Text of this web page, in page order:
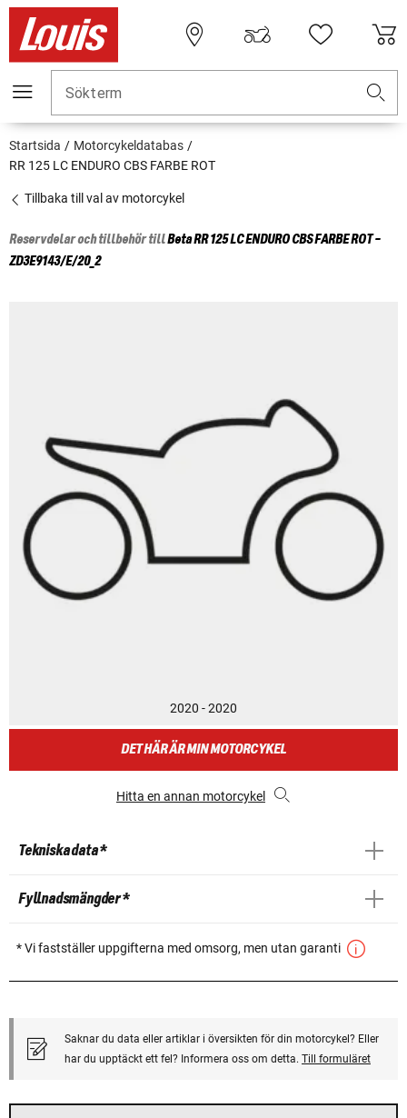
Sökterm
Startsida
Motorcykeldatabas
RR 125 LC ENDURO CBS FARBE ROT
Tillbaka till val av motorcykel
Reservdelar och tillbehör tillBetaRR 125 LC ENDURO CBS FARBE ROT -
ZD3E9143/E/20_2
2020 - 2020
DET HÄR ÄR MIN MOTORCYKEL
Hitta en annan motorcykel
Tekniska data *
Fyllnadsmängder *
* Vi fastställer uppgifterna med omsorg, men utan garanti
Saknar du data eller artiklar i översikten för din motorcykel? Eller
har du upptäckt ett fel? Informera oss om detta. Till formuläret